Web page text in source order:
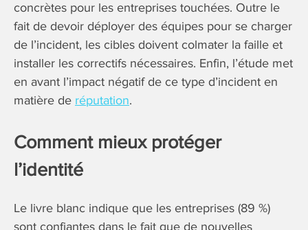
concrètes pour les entreprises touchées. Outre le
fait de devoir déployer des équipes pour se charger
de l’incident, les cibles doivent colmater la faille et
installer les correctifs nécessaires. Enfin, l’étude met
en avant l’impact négatif de ce type d’incident en
matière de réputation.
Comment mieux protéger
l’identité
Le livre blanc indique que les entreprises (89 %)
sont confiantes dans le fait que de nouvelles